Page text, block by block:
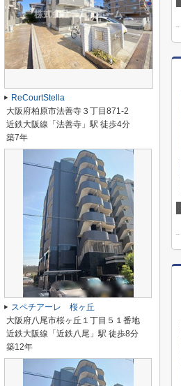
ReCourtStella
大阪府柏原市法善寺３丁目871-2
近鉄大阪線「法善寺」駅 徒歩4分
築7年
スペチアーレ 桜ヶ丘
大阪府八尾市桜ヶ丘１丁目５１番地
近鉄大阪線「近鉄八尾」駅 徒歩8分
築12年